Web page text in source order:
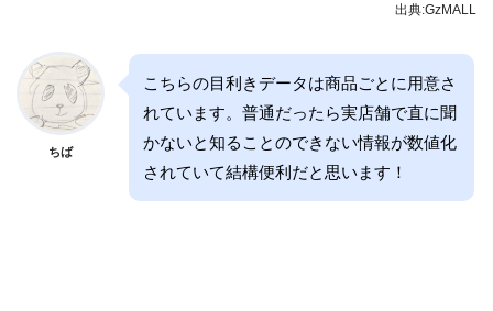
出典:GzMALL
ちば
こちらの目利きデータは商品ごとに用意さ
れています。普通だったら実店舗で直に聞
かないと知ることのできない情報が数値化
されていて結構便利だと思います！